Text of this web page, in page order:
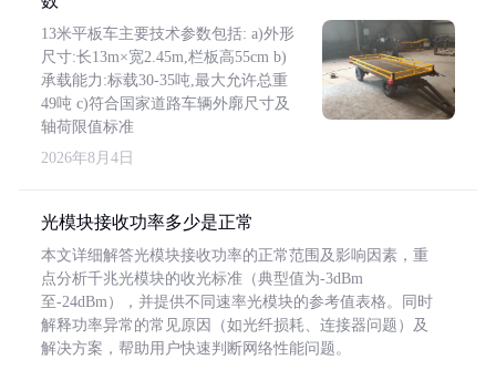
13米平板车主要技术参数包括: a)外形
尺寸:长13m×宽2.45m,栏板高55cm b)
承载能力:标载30-35吨,最大允许总重
49吨 c)符合国家道路车辆外廓尺寸及
轴荷限值标准
2026年8月4日
光模块接收功率多少是正常
本文详细解答光模块接收功率的正常范围及影响因素，重
点分析千兆光模块的收光标准（典型值为-3dBm
至-24dBm），并提供不同速率光模块的参考值表格。同时
解释功率异常的常见原因（如光纤损耗、连接器问题）及
解决方案，帮助用户快速判断网络性能问题。